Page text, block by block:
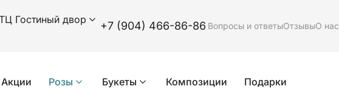
Гостиный двор
+7 (904) 466-86-86 Вопросы и ответыОтзывыО нас
Акции Розы Букеты Композиции Подарки